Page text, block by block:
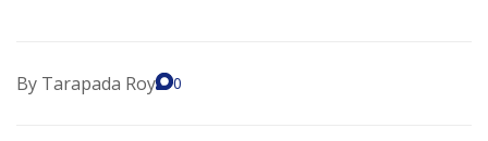
By Tarapada Roy 0